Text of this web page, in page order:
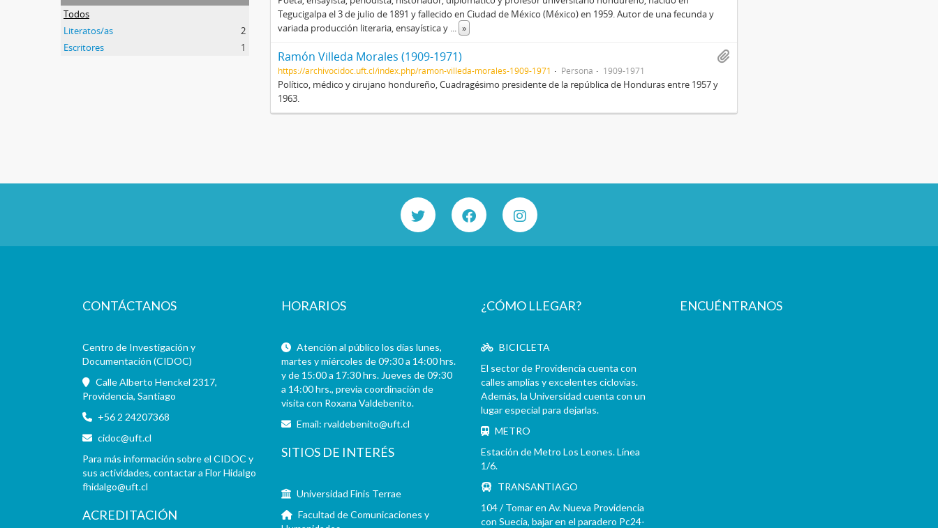
Todos
Literatos/as
2
Escritores
1
Tegucigalpa el 3 de julio de 1891 y fallecido en Ciudad de México (México) en 1959. Autor de una fecunda y
variada producción literaria, ensayística y ... »
Ramón Villeda Morales (1909-1971)
https://archivocidoc.uft.cl/index.php/ramon-villeda-morales-1909-1971 Persona 1909-1971
Político, médico y cirujano hondureño, Cuadragésimo presidente de la república de Honduras entre 1957 y
1963.
CONTÁCTANOS
Centro de Investigación y
Documentación (CIDOC)
Calle Alberto Henckel 2317,
Providencia, Santiago
+56 2 24207368
cidoc@uft.cl
Para más información sobre el CIDOC y
sus actividades, contactar a Flor Hidalgo
fhidalgo@uft.cl
ACREDITACIÓN
HORARIOS
Atención al público los días lunes,
martes y miércoles de 09:30 a 14:00 hrs.
y de 15:00 a 17:30 hrs. Jueves de 09:30
a 14:00 hrs., previa coordinación de
visita con Roxana Valdebenito.
Email:rvaldebenito@uft.cl
SITIOS DE INTERÉS
Universidad Finis Terrae
Facultad de Comunicaciones y
¿CÓMO LLEGAR?
BICICLETA
El sector de Providencia cuenta con
calles amplias y excelentes ciclovías.
Además, la Universidad cuenta con un
lugar especial para dejarlas.
METRO
Estación de Metro Los Leones. Línea
1/6.
TRANSANTIAGO
104 / Tomar en Av. Nueva Providencia
con Suecia, bajar en el paradero Pc24-
ENCUÉNTRANOS